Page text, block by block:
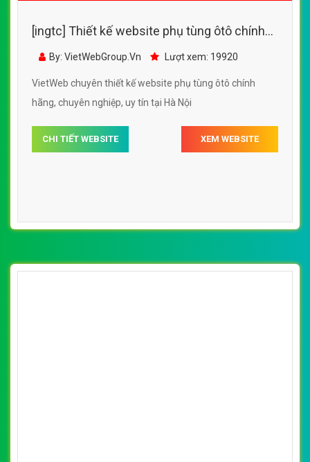
[ingtc] Thiết kế website phụ tùng ôtô chính
hãng đẹp SEO nhanh hiệu quả
By: VietWebGroup.Vn Lượt xem: 19920
VietWeb chuyên thiết kế website phụ tùng ôtô chính
hãng, chuyên nghiệp, uy tín tại Hà Nội
CHI TIẾT WEBSITE XEM WEBSITE